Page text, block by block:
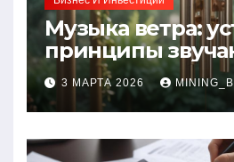
Музыка ветра:
принципы
колокольчиков
3 МАРТА 2026